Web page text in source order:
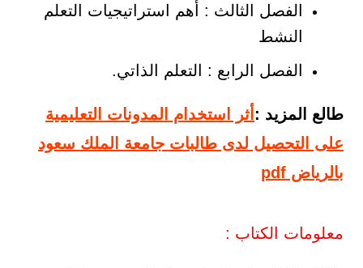
الفصل الثالث : أهم استراتيجيات التعلم
النشط
الفصل الرابع : التعلم الذاتي.
طالع المزيد : أثر استخدام المدونات التعليمية
على التحصيل لدى طالبات جامعة الملك سعود
بالرياض pdf
معلومات الكتاب :